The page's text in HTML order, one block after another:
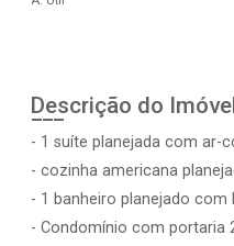
Descrição do
- 1 suíte planejada com ar-
- cozinha americana
- 1 banheiro planejado com
- Condomínio com portaria